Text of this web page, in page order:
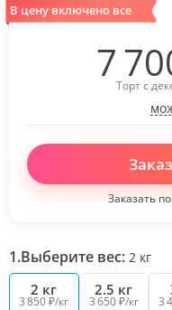
1.Выберите вес: 2 кг
2 кг
3 850 ₽/кг
2.5 кг
3 650 ₽/кг 3
В цену включено все
Торт с
7
Заказать